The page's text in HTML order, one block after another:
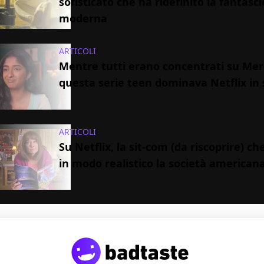
moderna
ARTICOLI
Mentre tutti erano concentrati su
questa serie teen dominava Netflix in
ARTICOLI
Su Netflix, la sit-com (da riscoprire)
in modo realistico la società